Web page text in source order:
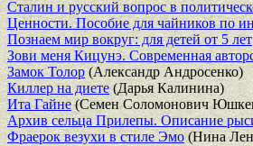
Сталин и русский вопрос в
Ценности. Пособие для чайников по
Познаем мир вокруг: для детей от 5 лет
Зови меня Кицунэ. Современная
Замок Толор(Александр Андросенко)
Киллер на диете(Дарья Калинина)
Ита Гайне(Семен Соломонович
Архив сельца Прилепы. Описание
Фраерок везухи в стиле Эмо (Нина